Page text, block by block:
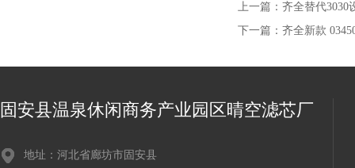
上一篇： 齐全替代3030
下一篇： 齐全新款
固安县温泉休闲商务产业园区晴空滤芯厂
地址：河北省廊坊市固安县